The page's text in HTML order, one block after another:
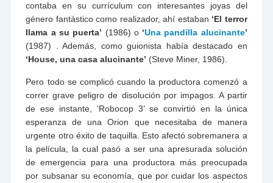
contaba en su currículum con interesantes joyas del
género fantástico como realizador, ahí estaban ‘El terror
llama a su puerta’ (1986) o ‘Una pandilla alucinante’
(1987) . Además, como guionista había destacado en
‘House, una casa alucinante’ (Steve Miner, 1986).
Pero todo se complicó cuando la productora comenzó a
correr grave peligro de disolución por impagos. A partir
de ese instante, ‘Robocop 3’ se convirtió en la única
esperanza de una Orion que necesitaba de manera
urgente otro éxito de taquilla. Esto afectó sobremanera a
la película, la cual pasó a ser una apresurada solución
de emergencia para una productora más preocupada
por subsanar su economía, que por cuidar los aspectos